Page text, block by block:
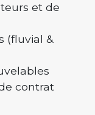
et de
(fluvial &
contrat